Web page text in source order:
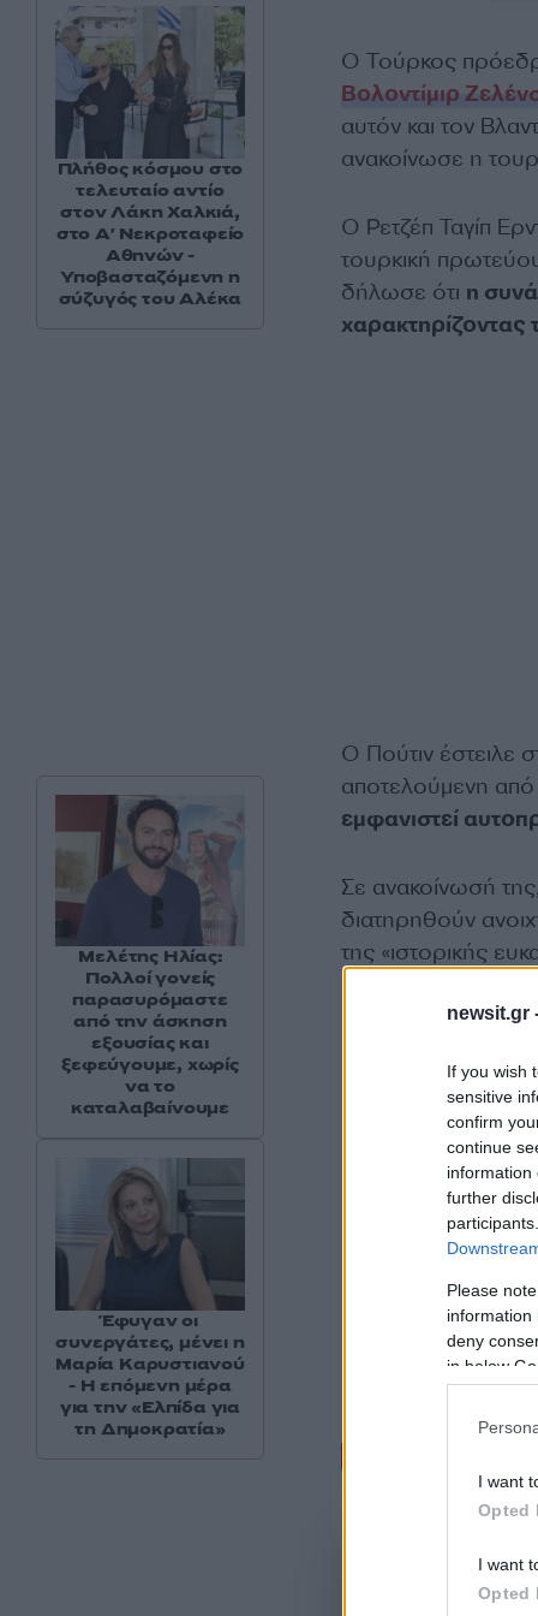
newsit.gr
If you wish
sensitive
confirm
continue
information
further
Please
information
deny
in below
I want
Opted
I want
Opted
Ο Τούρκος
Βολοντίμιρ
αυτόν και τον
ανακοίνωσε η
Ο Ρετζέπ Ταγίπ
τουρκική
δήλωσε ότι η
χαρακτηρίζοντας
Ο Πούτιν έστειλε
αποτελούμενη
εμφανιστεί
Σε ανακοίνωσή
διατηρηθούν
της «ιστορικής
Πλήθος κόσμου στο
τελευταίο αντίο
στον Λάκη Χαλκιά,
στο Α' Νεκροταφείο
Αθηνών -
Υποβασταζόμενη η
σύζυγός του Αλέκα
Μελέτης Ηλίας:
Πολλοί γονείς
παρασυρόμαστε
από την άσκηση
εξουσίας και
ξεφεύγουμε, χωρίς
να το
καταλαβαίνουμε
Έφυγαν οι
συνεργάτες, μένει η
Μαρία Καρυστιανού
- Η επόμενη μέρα
για την «Ελπίδα για
τη Δημοκρατία»